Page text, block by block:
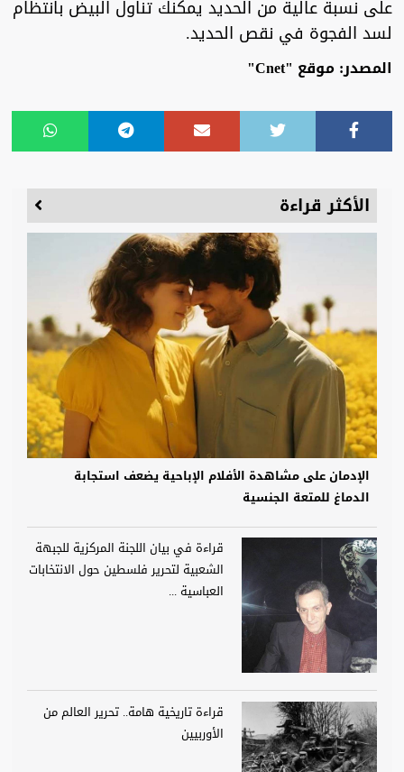
على نسبة عالية من الحديد يمكنك تناول البيض بانتظام
لسد الفجوة في نقص الحديد.
المصدر: موقع "Cnet"
الأكثر قراءة
الإدمان على مشاهدة الأفلام الإباحية يضعف استجابة
الدماغ للمتعة الجنسية
قراءة في بيان اللجنة المركزية للجبهة
الشعبية لتحرير فلسطين حول الانتخابات
العباسية ...
قراءة تاريخية هامة.. تحرير العالم من
الأوربيين